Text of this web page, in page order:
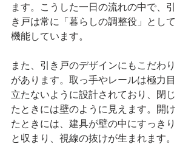
ます。こうした一日の流れの中で、引
き戸は常に「暮らしの調整役」として
機能しています。
また、引き戸のデザインにもこだわり
があります。取っ手やレールは極力目
立たないように設計されており、閉じ
たときには壁のように見えます。開け
たときには、建具が壁の中にすっきり
と収まり、視線の抜けが生まれます。